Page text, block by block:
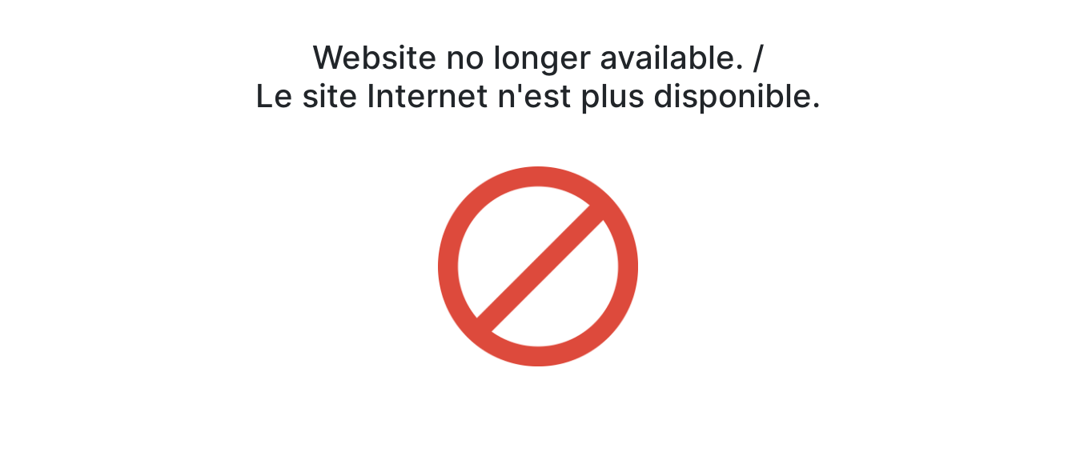
Website no longer available. /
Le site Internet n'est plus disponible.